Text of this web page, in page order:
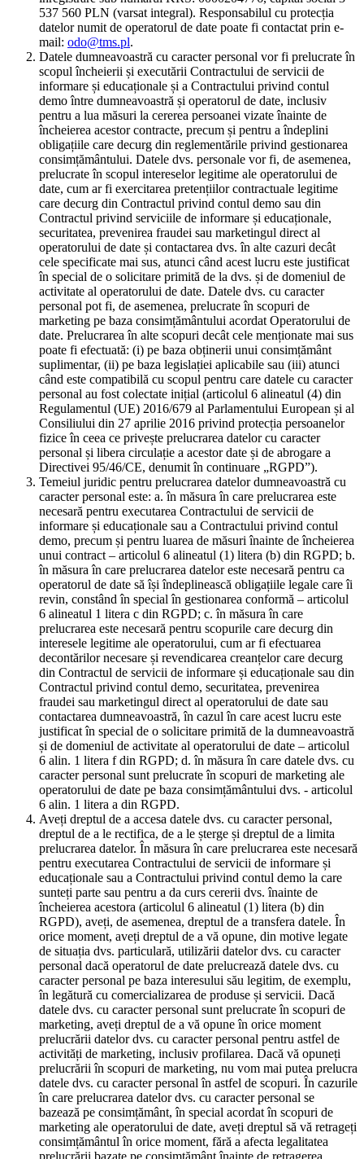
537 560 PLN (varsat integral). Responsabilul cu protecția
datelor numit de operatorul de date poate fi contactat prin e-
mail: odo@tms.pl.
Datele dumneavoastră cu caracter personal vor fi prelucrate în
scopul încheierii și executării Contractului de servicii de
informare și educaționale și a Contractului privind contul
demo între dumneavoastră și operatorul de date, inclusiv
pentru a lua măsuri la cererea persoanei vizate înainte de
încheierea acestor contracte, precum și pentru a îndeplini
obligațiile care decurg din reglementările privind gestionarea
consimțământului. Datele dvs. personale vor fi, de asemenea,
prelucrate în scopul intereselor legitime ale operatorului de
date, cum ar fi exercitarea pretențiilor contractuale legitime
care decurg din Contractul privind contul demo sau din
Contractul privind serviciile de informare și educaționale,
securitatea, prevenirea fraudei sau marketingul direct al
operatorului de date și contactarea dvs. în alte cazuri decât
cele specificate mai sus, atunci când acest lucru este justificat
în special de o solicitare primită de la dvs. și de domeniul de
activitate al operatorului de date. Datele dvs. cu caracter
personal pot fi, de asemenea, prelucrate în scopuri de
marketing pe baza consimțământului acordat Operatorului de
date. Prelucrarea în alte scopuri decât cele menționate mai sus
poate fi efectuată: (i) pe baza obținerii unui consimțământ
suplimentar, (ii) pe baza legislației aplicabile sau (iii) atunci
când este compatibilă cu scopul pentru care datele cu caracter
personal au fost colectate inițial (articolul 6 alineatul (4) din
Regulamentul (UE) 2016/679 al Parlamentului European și al
Consiliului din 27 aprilie 2016 privind protecția persoanelor
fizice în ceea ce privește prelucrarea datelor cu caracter
personal și libera circulație a acestor date și de abrogare a
Directivei 95/46/CE, denumit în continuare „RGPD”).
Temeiul juridic pentru prelucrarea datelor dumneavoastră cu
caracter personal este: a. în măsura în care prelucrarea este
necesară pentru executarea Contractului de servicii de
informare și educaționale sau a Contractului privind contul
demo, precum și pentru luarea de măsuri înainte de încheierea
unui contract – articolul 6 alineatul (1) litera (b) din RGPD; b.
în măsura în care prelucrarea datelor este necesară pentru ca
operatorul de date să își îndeplinească obligațiile legale care îi
revin, constând în special în gestionarea conformă – articolul
6 alineatul 1 litera c din RGPD; c. în măsura în care
prelucrarea este necesară pentru scopurile care decurg din
interesele legitime ale operatorului, cum ar fi efectuarea
decontărilor necesare și revendicarea creanțelor care decurg
din Contractul de servicii de informare și educaționale sau din
Contractul privind contul demo, securitatea, prevenirea
fraudei sau marketingul direct al operatorului de date sau
contactarea dumneavoastră, în cazul în care acest lucru este
justificat în special de o solicitare primită de la dumneavoastră
și de domeniul de activitate al operatorului de date – articolul
6 alin. 1 litera f din RGPD; d. în măsura în care datele dvs. cu
caracter personal sunt prelucrate în scopuri de marketing ale
operatorului de date pe baza consimțământului dvs. - articolul
6 alin. 1 litera a din RGPD.
Aveți dreptul de a accesa datele dvs. cu caracter personal,
dreptul de a le rectifica, de a le șterge și dreptul de a limita
prelucrarea datelor. În măsura în care prelucrarea este necesară
pentru executarea Contractului de servicii de informare și
educaționale sau a Contractului privind contul demo la care
sunteți parte sau pentru a da curs cererii dvs. înainte de
încheierea acestora (articolul 6 alineatul (1) litera (b) din
RGPD), aveți, de asemenea, dreptul de a transfera datele. În
orice moment, aveți dreptul de a vă opune, din motive legate
de situația dvs. particulară, utilizării datelor dvs. cu caracter
personal dacă operatorul de date prelucrează datele dvs. cu
caracter personal pe baza interesului său legitim, de exemplu,
în legătură cu comercializarea de produse și servicii. Dacă
datele dvs. cu caracter personal sunt prelucrate în scopuri de
marketing, aveți dreptul de a vă opune în orice moment
prelucrării datelor dvs. cu caracter personal pentru astfel de
activități de marketing, inclusiv profilarea. Dacă vă opuneți
prelucrării în scopuri de marketing, nu vom mai putea prelucra
datele dvs. cu caracter personal în astfel de scopuri. În cazurile
în care prelucrarea datelor dvs. cu caracter personal se
bazează pe consimțământ, în special acordat în scopuri de
marketing ale operatorului de date, aveți dreptul să vă retrageți
consimțământul în orice moment, fără a afecta legalitatea
prelucrării bazate pe consimțământ înainte de retragerea